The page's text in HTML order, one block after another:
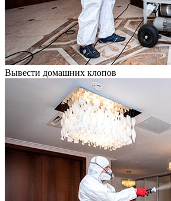
Вывести домашних клопов